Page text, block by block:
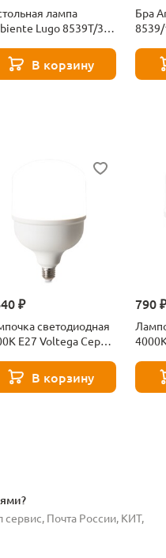
лампа
Lugo 8539T/3
В корзину
Бра
₽
светодиодная
Е27 Voltega Серия
В корзину
790
Почта России, КИТ,